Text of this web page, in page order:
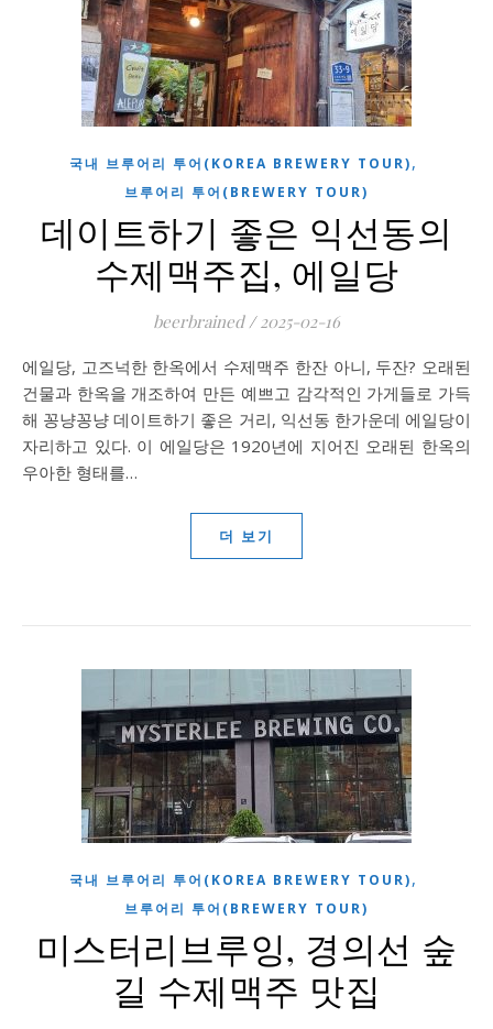
국내 브루어리 투어(KOREA BREWERY TOUR),
브루어리 투어(BREWERY TOUR)
데이트하기 좋은 익선동의
수제맥주집, 에일당
beerbrained / 2025-02-16
에일당, 고즈넉한 한옥에서 수제맥주 한잔 아니, 두잔? 오래된
건물과 한옥을 개조하여 만든 예쁘고 감각적인 가게들로 가득
해 꽁냥꽁냥 데이트하기 좋은 거리, 익선동 한가운데 에일당이
자리하고 있다. 이 에일당은 1920년에 지어진 오래된 한옥의
우아한 형태를…
더 보기
국내 브루어리 투어(KOREA BREWERY TOUR),
브루어리 투어(BREWERY TOUR)
미스터리브루잉, 경의선 숲
길 수제맥주 맛집